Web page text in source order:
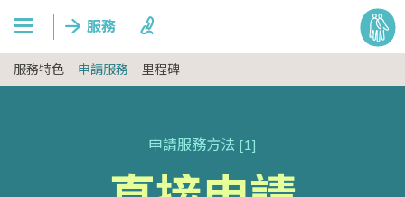
服務特色 申請服務 里程碑
申請服務方法 [1]